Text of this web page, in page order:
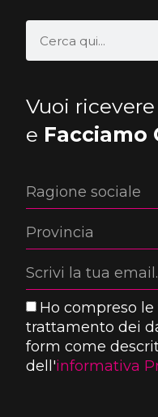
Vuoi
e Facciamo
Ho compreso
trattamento dei
form come
dell'informativa